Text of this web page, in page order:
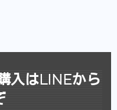
入はLINEから